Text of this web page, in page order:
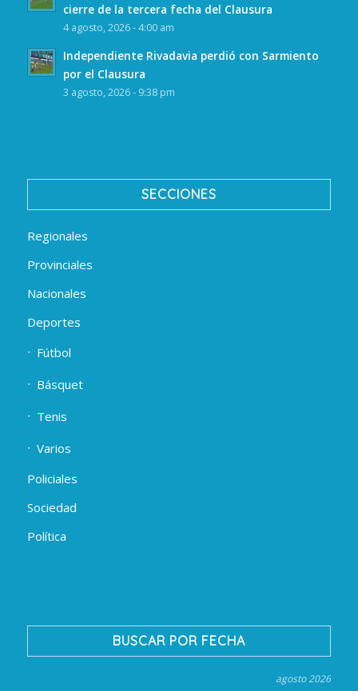
cierre de la tercera fecha del Clausura
4 agosto, 2026 - 4:00 am
Independiente Rivadavia perdió con Sarmiento
por el Clausura
3 agosto, 2026 - 9:38 pm
SECCIONES
Regionales
Provinciales
Nacionales
Deportes
Fútbol
Básquet
Tenis
Varios
Policiales
Sociedad
Política
BUSCAR POR FECHA
agosto 2026